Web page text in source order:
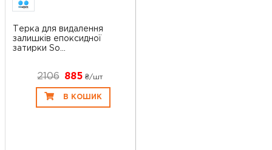
Терка для видалення
залишків епоксидної
затирки So...
2106 885₴/шт
В КОШИК